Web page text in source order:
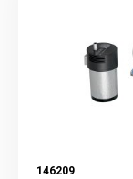
146209